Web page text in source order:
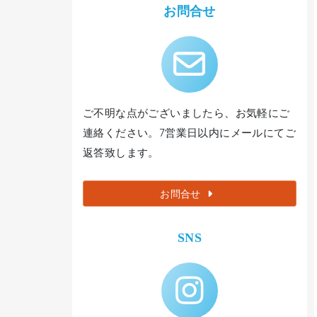
お問合せ
ご不明な点がございましたら、お気軽にご
連絡ください。7営業日以内にメールにてご
返答致します。
お問合せ
SNS